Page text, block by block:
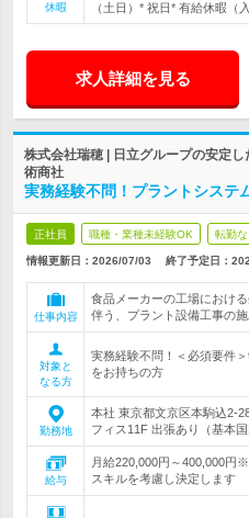
休暇
（土日）* 祝日* 有給休暇（
求人詳細を見る
株式会社瑞穂 | 日立グループの安定
術商社
実務経験不問！プラントシステ
正社員 職種・業種未経験OK 転勤な
情報更新日：2026/07/03 終了予定日：
仕事内容
食品メーカーの工場におけ
伴う、プラント設備工事の
対象と
なる方
実務経験不問！＜必須要件
をお持ちの方
勤務地
本社 東京都文京区本駒込2-
フィス11F 出張あり（基本国
給与
月給220,000円～400,000円
スキルを考慮し決定します